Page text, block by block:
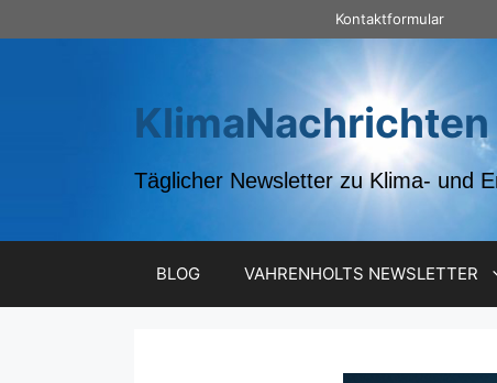
Inhalt
Kontaktformular
KlimaNachrichten
Täglicher Newsletter zu Klima- und
BLOG VAHRENHOLTS NEWSLETTER